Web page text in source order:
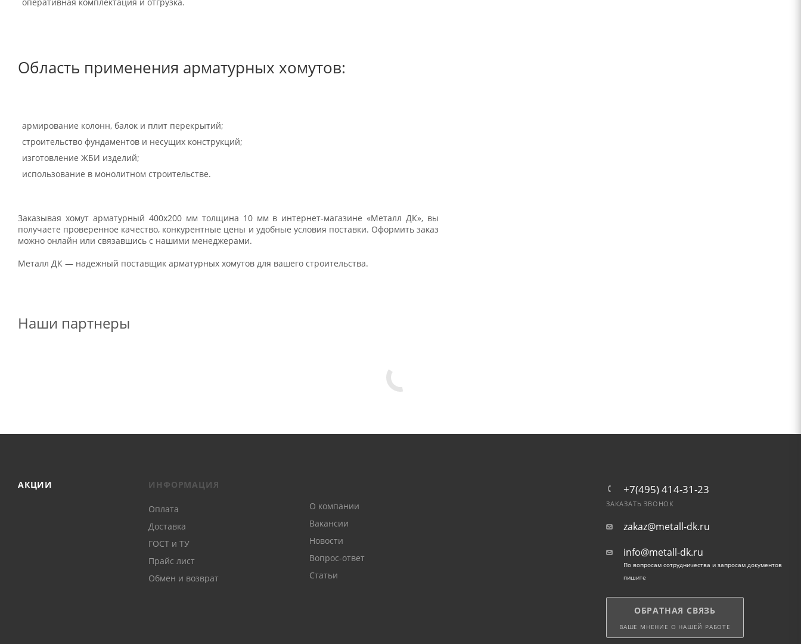
оперативная комплектация и отгрузка.
Область применения арматурных хомутов:
армирование колонн, балок и плит перекрытий;
строительство фундаментов и несущих конструкций;
изготовление ЖБИ изделий;
использование в монолитном строительстве.
Заказывая хомут арматурный 400х200 мм толщина 10 мм в интернет-магазине «Металл ДК», вы
получаете проверенное качество, конкурентные цены и удобные условия поставки. Оформить заказ
можно онлайн или связавшись с нашими менеджерами.
Металл ДК — надежный поставщик арматурных хомутов для вашего строительства.
Наши партнеры
АКЦИИ ИНФОРМАЦИЯ
Оплата
Доставка
ГОСТ и ТУ
Прайс лист
Обмен и возврат
О компании
Вакансии
Новости
Вопрос-ответ
Статьи
+7(495) 414-31-23
ЗАКАЗАТЬ ЗВОНОК
zakaz@metall-dk.ru
info@metall-dk.ru
По вопросам сотрудничества и запросам документов
пишите
ОБРАТНАЯ СВЯЗЬ
ВАШЕ МНЕНИЕ О НАШЕЙ РАБОТЕ